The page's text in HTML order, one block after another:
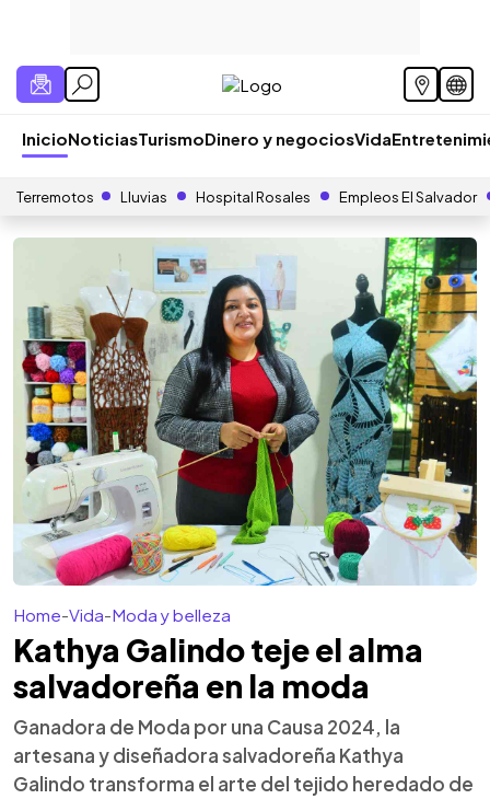
InicioNoticiasTurismoDinero y negociosVida
Terremotos Lluvias Hospital Rosales Empleos El Salvador
Home-Vida-Moda y belleza
Kathya Galindo teje el alma
salvadoreña en la moda
Ganadora de Moda por una Causa 2024, la
artesana y diseñadora salvadoreña Kathya
Galindo transforma el arte del tejido heredado de